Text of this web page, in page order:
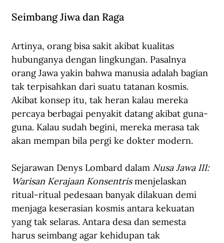
Seimbang Jiwa dan Raga
Artinya, orang bisa sakit akibat kualitas
hubunganya dengan lingkungan. Pasalnya
orang Jawa yakin bahwa manusia adalah bagian
tak terpisahkan dari suatu tatanan kosmis.
Akibat konsep itu, tak heran kalau mereka
percaya berbagai penyakit datang akibat guna-
guna. Kalau sudah begini, mereka merasa tak
akan mempan bila pergi ke dokter modern.
Sejarawan Denys Lombard dalam Nusa Jawa III:
Warisan Kerajaan Konsentris menjelaskan
ritual-ritual pedesaan banyak dilakuan demi
menjaga keserasian kosmis antara kekuatan
yang tak selaras. Antara desa dan semesta
harus seimbang agar kehidupan tak